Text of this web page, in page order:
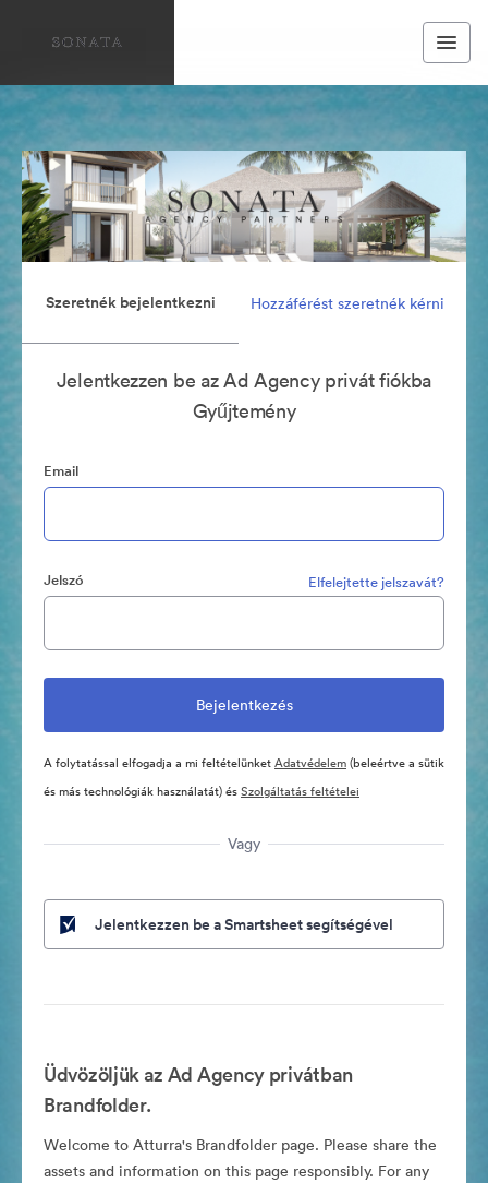
Szeretnék bejelentkezni Hozzáférést szeretnék kérni
Jelentkezzen be az Ad Agency privát fiókba
Gyűjtemény
Email
Jelszó Elfelejtette jelszavát?
A folytatással elfogadja a mi feltételünketAdatvédelem(beleértve a sütik
és más technológiák használatát) ésSzolgáltatás feltételei
Vagy
Jelentkezzen be a Smartsheet segítségével
Üdvözöljük az Ad Agency privátban
Brandfolder.
Welcome to Atturra's Brandfolder page. Please share the
assets and information on this page responsibly. For any